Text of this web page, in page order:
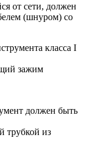
от сети, должен
(шнуром) со
класса I
зажим
должен быть
трубкой из